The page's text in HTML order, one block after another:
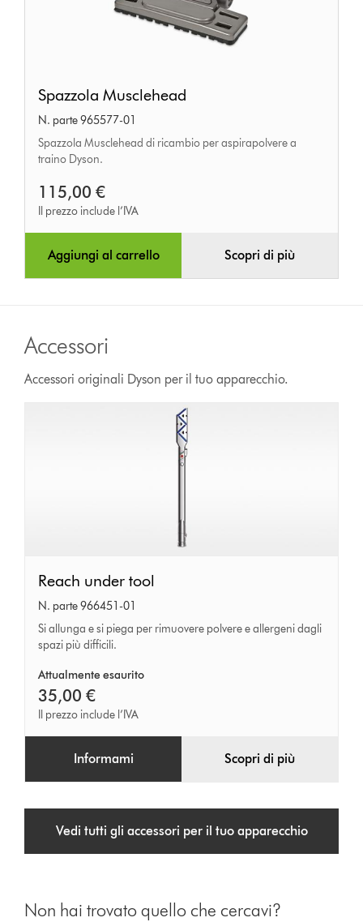
Musclehead
Spazzola Musclehead
N. parte 965577-01
Spazzola Musclehead di ricambio per aspirapolvere a
traino Dyson.
115,00 €
Il prezzo include l’IVA
Aggiungi al carrello Scopri di più
Accessori
Accessori originali Dyson per il tuo apparecchio.
Reach
under
tool
Reach under tool
N. parte 966451-01
Si allunga e si piega per rimuovere polvere e allergeni dagli
spazi più difficili.
Attualmente esaurito
35,00 €
Il prezzo include l’IVA
Informami Scopri di più
Vedi tutti gli accessori per il tuo apparecchio
Non hai trovato quello che cercavi?